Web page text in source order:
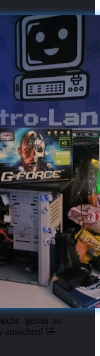
genau so
aussehen! 🤣